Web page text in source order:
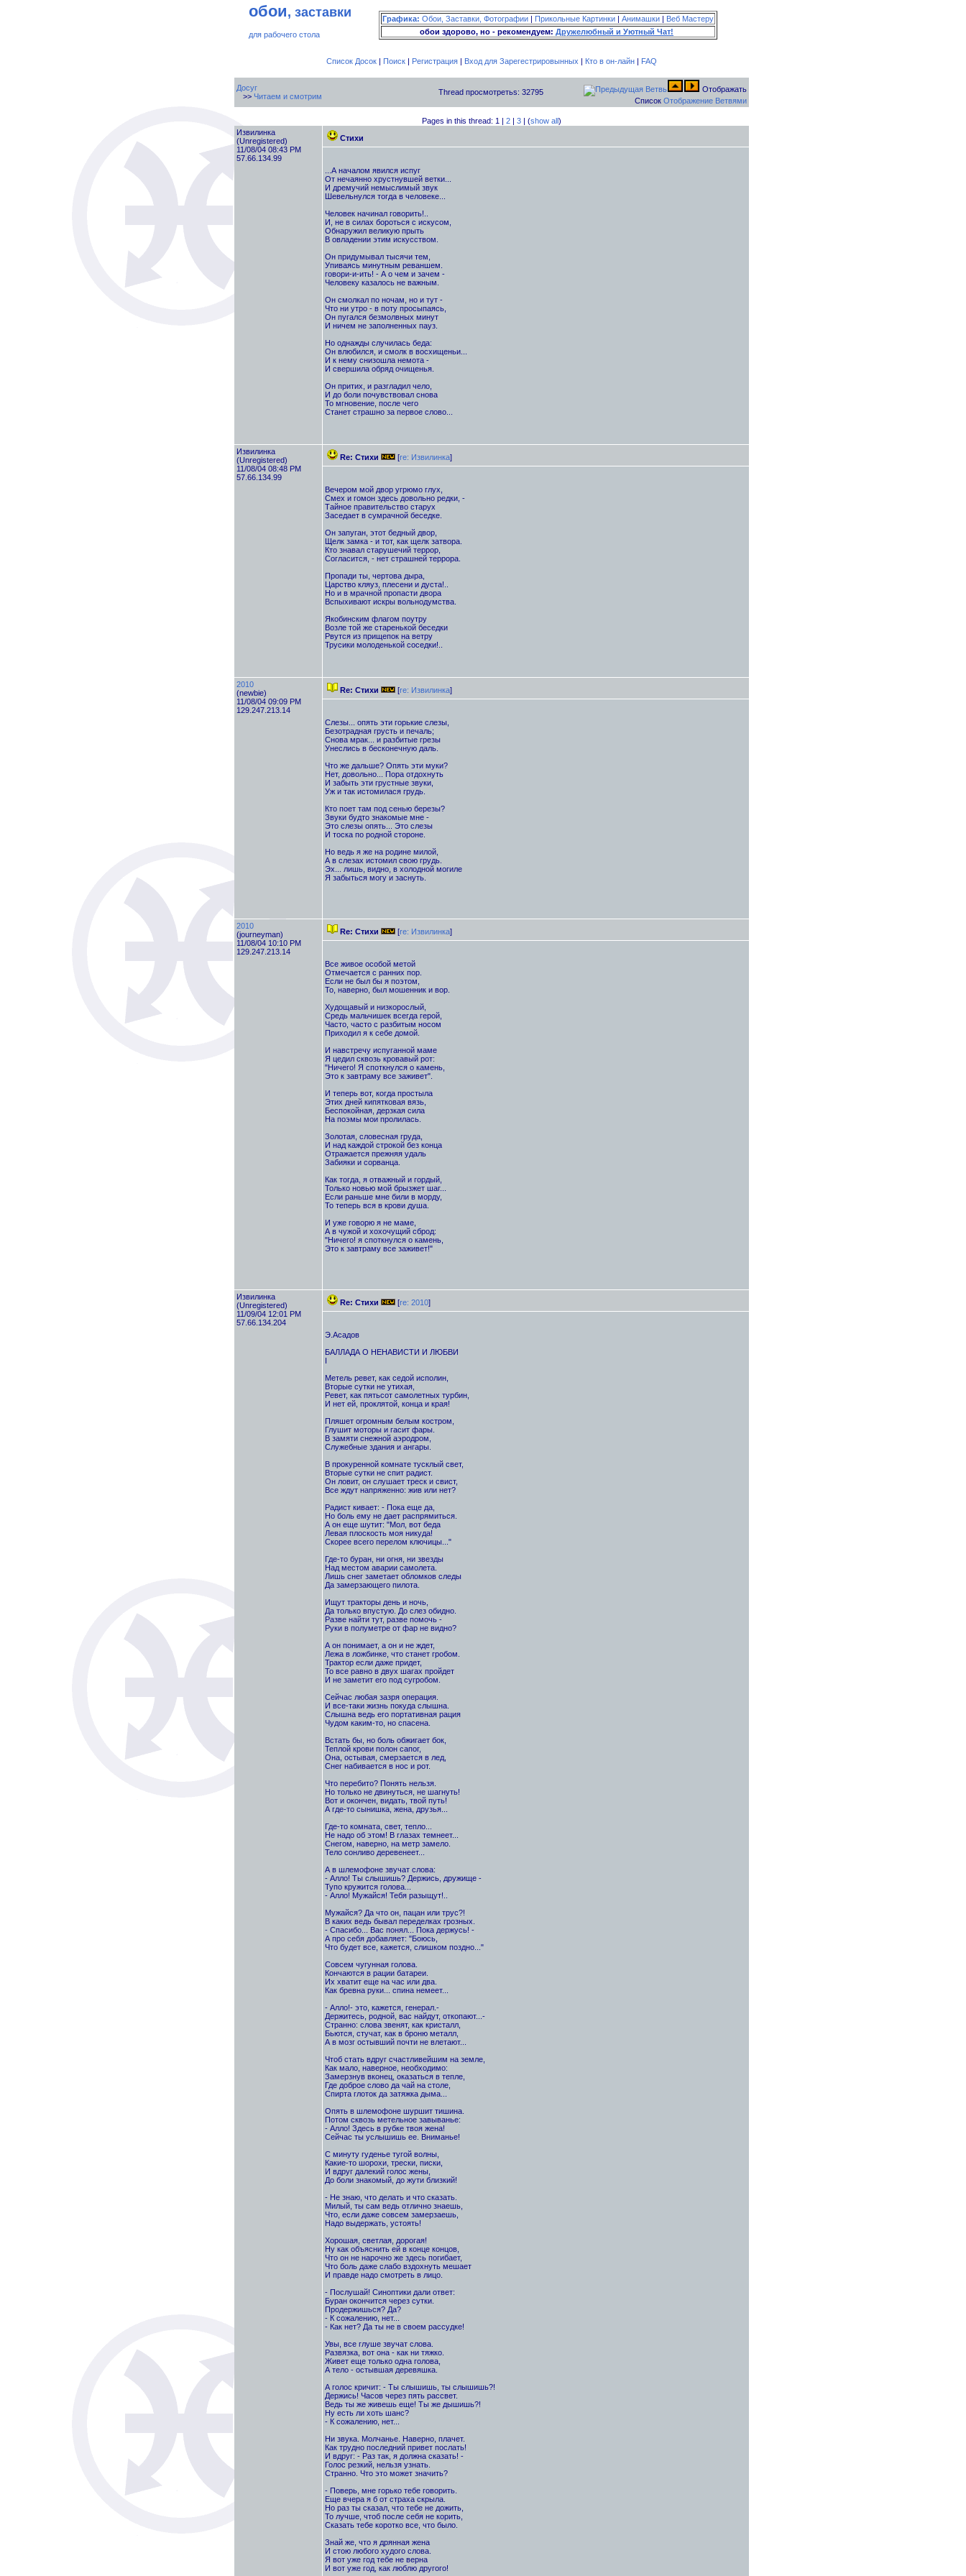
обои, заставки
для рабочего стола
Графика: Обои, Заставки, Фотографии | Прикольные Картинки | Анимашки | Веб Мастеру
обои здорово, но - рекомендуем: Дружелюбный и Уютный Чат!
Список Досок| Поиск| Регистрация| Вход для Зарегестрировынных | Кто в он-лайн| FAQ
Досуг
>> Читаем и смотрим Thread просмотретьs: 32795
Отображать
Список Отображение Ветвями
Pages in this thread: 1 | 2| 3| (show all)
Извилинка
(Unregistered)
11/08/04 08:43 PM
57.66.134.99
Стихи
...А началом явился испуг
От нечаянно хрустнувшей ветки...
И дремучий немыслимый звук
Шевельнулся тогда в человеке...
Человек начинал говорить!..
И, не в силах бороться с искусом,
Обнаружил великую прыть
В овладении этим искусством.
Он придумывал тысячи тем,
Упиваясь минутным реваншем.
говори-и-ить! - А о чем и зачем -
Человеку казалось не важным.
Он смолкал по ночам, но и тут -
Что ни утро - в поту просыпаясь,
Он пугался безмолвных минут
И ничем не заполненных пауз.
Но однажды случилась беда:
Он влюбился, и смолк в восхищеньи...
И к нему снизошла немота -
И свершила обряд очищенья.
Он притих, и разгладил чело,
И до боли почувствовал снова
То мгновение, после чего
Станет страшно за первое слово...
Извилинка
(Unregistered)
11/08/04 08:48 PM
57.66.134.99
Re: Стихи [re: Извилинка]
Вечером мой двор угрюмо глух,
Смех и гомон здесь довольно редки, -
Тайное правительство старух
Заседает в сумрачной беседке.
Он запуган, этот бедный двор,
Щелк замка - и тот, как щелк затвора.
Кто знавал старушечий террор,
Согласится, - нет страшней террора.
Пропади ты, чертова дыра,
Царство кляуз, плесени и дуста!..
Но и в мрачной пропасти двора
Вспыхивают искры вольнодумства.
Якобинским флагом поутру
Возле той же старенькой беседки
Рвутся из прищепок на ветру
Трусики молоденькой соседки!..
2010
(newbie)
11/08/04 09:09 PM
129.247.213.14
Re: Стихи [re: Извилинка]
Слезы... опять эти горькие слезы,
Безотрадная грусть и печаль;
Снова мрак... и разбитые грезы
Унеслись в бесконечную даль.
Что же дальше? Опять эти муки?
Нет, довольно... Пора отдохнуть
И забыть эти грустные звуки,
Уж и так истомилася грудь.
Кто поет там под сенью березы?
Звуки будто знакомые мне -
Это слезы опять... Это слезы
И тоска по родной стороне.
Но ведь я же на родине милой,
А в слезах истомил свою грудь.
Эх... лишь, видно, в холодной могиле
Я забыться могу и заснуть.
2010
(journeyman)
11/08/04 10:10 PM
129.247.213.14
Re: Стихи [re: Извилинка]
Все живое особой метой
Отмечается с ранних пор.
Если не был бы я поэтом,
То, наверно, был мошенник и вор.
Худощавый и низкорослый,
Средь мальчишек всегда герой,
Часто, часто с разбитым носом
Приходил я к себе домой.
И навстречу испуганной маме
Я цедил сквозь кровавый рот:
"Ничего! Я споткнулся о камень,
Это к завтраму все заживет".
И теперь вот, когда простыла
Этих дней кипятковая вязь,
Беспокойная, дерзкая сила
На поэмы мои пролилась.
Золотая, словесная груда,
И над каждой строкой без конца
Отражается прежняя удаль
Забияки и сорванца.
Как тогда, я отважный и гордый,
Только новью мой брызжет шаг...
Если раньше мне били в морду,
То теперь вся в крови душа.
И уже говорю я не маме,
А в чужой и хохочущий сброд:
"Ничего! я споткнулся о камень,
Это к завтраму все заживет!"
Извилинка
(Unregistered)
11/09/04 12:01 PM
57.66.134.204
Re: Стихи [re: 2010]
Э.Асадов
БАЛЛАДА О НЕНАВИСТИ И ЛЮБВИ
I
Метель ревет, как седой исполин,
Вторые сутки не утихая,
Ревет, как пятьсот самолетных турбин,
И нет ей, проклятой, конца и края!
Пляшет огромным белым костром,
Глушит моторы и гасит фары.
В замяти снежной аэродром,
Служебные здания и ангары.
В прокуренной комнате тусклый свет,
Вторые сутки не спит радист.
Он ловит, он слушает треск и свист,
Все ждут напряженно: жив или нет?
Радист кивает: - Пока еще да,
Но боль ему не дает распрямиться.
А он еще шутит: "Мол, вот беда
Левая плоскость моя никуда!
Скорее всего перелом ключицы..."
Где-то буран, ни огня, ни звезды
Над местом аварии самолета.
Лишь снег заметает обломков следы
Да замерзающего пилота.
Ищут тракторы день и ночь,
Да только впустую. До слез обидно.
Разве найти тут, разве помочь -
Руки в полуметре от фар не видно?
А он понимает, а он и не ждет,
Лежа в ложбинке, что станет гробом.
Трактор если даже придет,
То все равно в двух шагах пройдет
И не заметит его под сугробом.
Сейчас любая зазря операция.
И все-таки жизнь покуда слышна.
Слышна ведь его портативная рация
Чудом каким-то, но спасена.
Встать бы, но боль обжигает бок,
Теплой крови полон сапог,
Она, остывая, смерзается в лед,
Снег набивается в нос и рот.
Что перебито? Понять нельзя.
Но только не двинуться, не шагнуть!
Вот и окончен, видать, твой путь!
А где-то сынишка, жена, друзья...
Где-то комната, свет, тепло...
Не надо об этом! В глазах темнеет...
Снегом, наверно, на метр замело.
Тело сонливо деревенеет...
А в шлемофоне звучат слова:
- Алло! Ты слышишь? Держись, дружище -
Тупо кружится голова...
- Алло! Мужайся! Тебя разыщут!..
Мужайся? Да что он, пацан или трус?!
В каких ведь бывал переделках грозных.
- Спасибо... Вас понял... Пока держусь! -
А про себя добавляет: "Боюсь,
Что будет все, кажется, слишком поздно..."
Совсем чугунная голова.
Кончаются в рации батареи.
Их хватит еще на час или два.
Как бревна руки... спина немеет...
- Алло!- это, кажется, генерал.-
Держитесь, родной, вас найдут, откопают...-
Странно: слова звенят, как кристалл,
Бьются, стучат, как в броню металл,
А в мозг остывший почти не влетают...
Чтоб стать вдруг счастливейшим на земле,
Как мало, наверное, необходимо:
Замерзнув вконец, оказаться в тепле,
Где доброе слово да чай на столе,
Спирта глоток да затяжка дыма...
Опять в шлемофоне шуршит тишина.
Потом сквозь метельное завыванье:
- Алло! Здесь в рубке твоя жена!
Сейчас ты услышишь ее. Вниманье!
С минуту гуденье тугой волны,
Какие-то шорохи, трески, писки,
И вдруг далекий голос жены,
До боли знакомый, до жути близкий!
- Не знаю, что делать и что сказать.
Милый, ты сам ведь отлично знаешь,
Что, если даже совсем замерзаешь,
Надо выдержать, устоять!
Хорошая, светлая, дорогая!
Ну как объяснить ей в конце концов,
Что он не нарочно же здесь погибает,
Что боль даже слабо вздохнуть мешает
И правде надо смотреть в лицо.
- Послушай! Синоптики дали ответ:
Буран окончится через сутки.
Продержишься? Да?
- К сожалению, нет...
- Как нет? Да ты не в своем рассудке!
Увы, все глуше звучат слова.
Развязка, вот она - как ни тяжко.
Живет еще только одна голова,
А тело - остывшая деревяшка.
А голос кричит: - Ты слышишь, ты слышишь?!
Держись! Часов через пять рассвет.
Ведь ты же живешь еще! Ты же дышишь?!
Ну есть ли хоть шанс?
- К сожалению, нет...
Ни звука. Молчанье. Наверно, плачет.
Как трудно последний привет послать!
И вдруг: - Раз так, я должна сказать! -
Голос резкий, нельзя узнать.
Странно. Что это может значить?
- Поверь, мне горько тебе говорить.
Еще вчера я б от страха скрыла.
Но раз ты сказал, что тебе не дожить,
То лучше, чтоб после себя не корить,
Сказать тебе коротко все, что было.
Знай же, что я дрянная жена
И стою любого худого слова.
Я вот уже год тебе не верна
И вот уже год, как люблю другого!